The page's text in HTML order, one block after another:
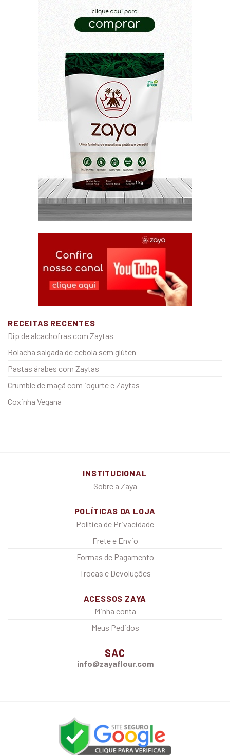
RECEITAS RECENTES
Dip de alcachofras com Zaytas
Bolacha salgada de cebola sem glúten
Pastas árabes com Zaytas
Crumble de maçã com iogurte e Zaytas
Coxinha Vegana
INSTITUCIONAL
Sobre a Zaya
POLÍTICAS DA LOJA
Política de Privacidade
Frete e Envio
Formas de Pagamento
Trocas e Devoluções
ACESSOS ZAYA
Minha conta
Meus Pedidos
SAC
info@zayaflour.com